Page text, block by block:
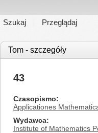
Szukaj Przeglądaj
Tom - szczegóły
43
Czasopismo
Applicationes
Wydawca
Institute of Mathematics